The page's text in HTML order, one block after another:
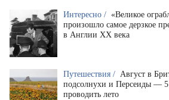
Интересно / «Великое
произошло самое дерзкое
в Англии XX века
Путешествия / Август в
подсолнухи и Персеиды — 5
проводить лето